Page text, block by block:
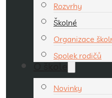
Rozvrhy
Školné
Organizace
Spolek rodičů
O škole
Novinky